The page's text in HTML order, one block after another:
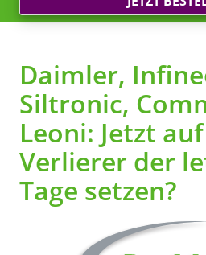
Daimler,
Siltronic,
Leoni: Jetzt
Verlierer der
Tage setzen?